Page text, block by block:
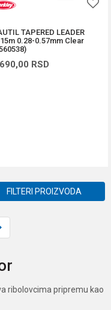
TAPERED LEADER
0.28-0.57mm Clear
RSD
FILTERI PROIZVODA
ribolovcima pripremu kao